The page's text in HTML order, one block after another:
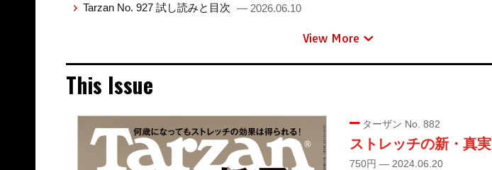
Tarzan No. 927 試し読みと目次 — 2026.06.10
View More
This Issue
ターザン No. 882
ストレッチの新・真実
750円 — 2024.06.20